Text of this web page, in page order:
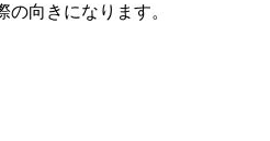
向きになります。